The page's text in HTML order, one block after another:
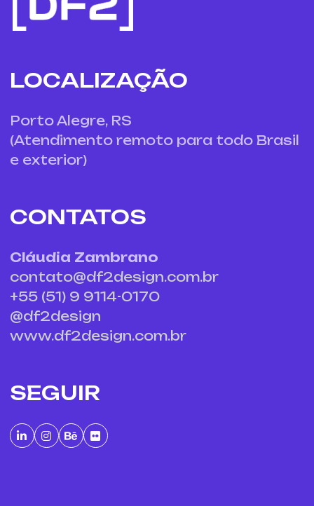
LOCALIZAÇÃO
Porto Alegre, RS
(Atendimento remoto para todo Brasil
e exterior)
CONTATOS
Cláudia Zambrano
contato@df2design.com.br
+55 (51) 9 9114-0170
@df2design
www.df2design.com.br
SEGUIR